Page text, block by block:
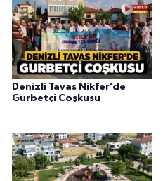
Denizli Tavas Nikfer’de
Gurbetçi Coşkusu